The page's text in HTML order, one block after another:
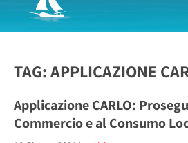
TAG: APPLICAZIONE
Applicazione CARLO:
Commercio e al Consumo